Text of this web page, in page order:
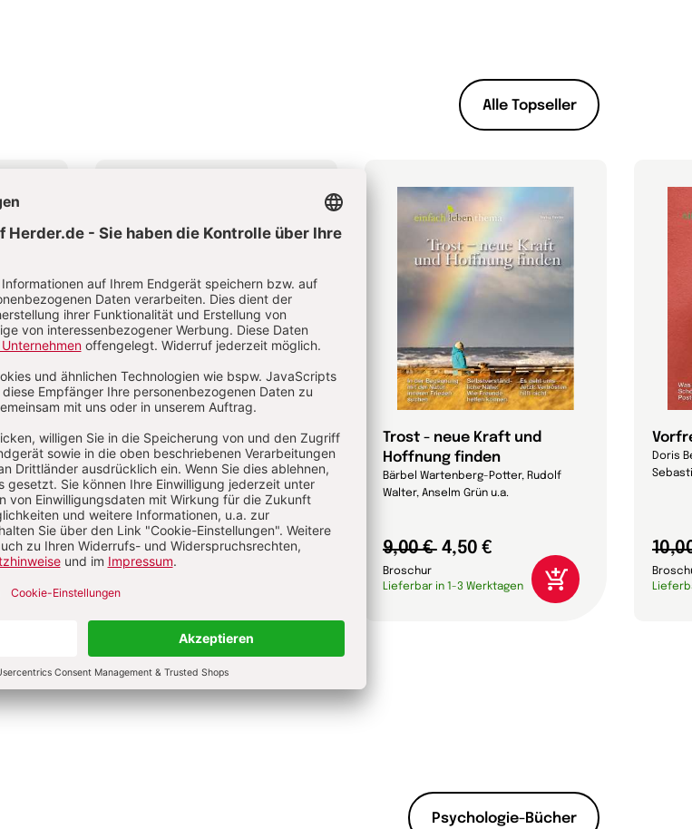
Alle Topseller
Glücksfaktor Dankbarkeit
Anselm Grün, Lorenz Marti, Rudolf
Walter u.a.
9,00 € 4,50 €
Broschur
Trost - neue Kraft und
Hoffnung finden
Bärbel Wartenberg-Potter, Rudolf
Walter, Anselm Grün u.a.
9,00 € 4,50 €
Broschur
Lieferbar in 1-3 Werktagen
Doris
Psychologie-Bücher